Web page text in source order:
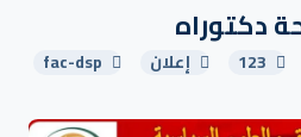
دكتوراه
123 إعلان
fac-dsp